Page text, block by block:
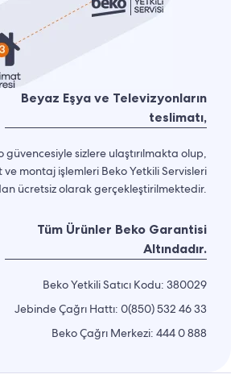
Beyaz Eşya ve Televizyonların
teslimatı,
güvencesiyle sizlere ulaştırılmakta olup,
ve montaj işlemleri Beko Yetkili Servisleri
ücretsiz olarak gerçekleştirilmektedir.
Tüm Ürünler Beko Garantisi
Altındadır.
Beko Yetkili Satıcı Kodu: 380029
Jebinde Çağrı Hattı: 0(850) 532 46 33
Beko Çağrı Merkezi: 444 0 888